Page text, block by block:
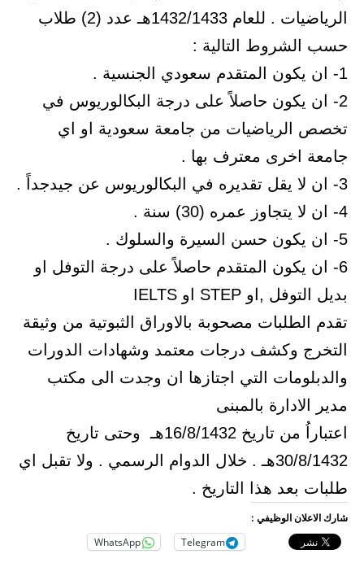
الرياضيات . للعام 1432/1433هـ عدد (2) طلاب
حسب الشروط التالية :
1- ان يكون المتقدم سعودي الجنسية .
2- ان يكون حاصلاً على درجة البكالوريوس في
تخصص الرياضيات من جامعة سعودية او اي
جامعة اخرى معترف بها .
3- ان لا يقل تقديره في البكالوريوس عن جيدجداً .
4- ان لا يتجاوز عمره (30) سنة .
5- ان يكون حسن السيرة والسلوك .
6- ان يكون المتقدم حاصلاً على درجة التوفل او
بديل التوفل ,او STEP او IELTS
تقدم الطلبات مصحوبة بالاوراق الثبوتية من وثيقة
التخرج وكشف درجات معتمد وشهادات الدورات
والدبلومات التي اجتازها ان وجدت الى مكتب
مدير الادارة بالمبنى
اعتباراُ من تاريخ 16/8/1432هـ وحتى تاريخ
30/8/1432هـ . خلال الدوام الرسمي . ولا تقبل اي
طلبات بعد هذا التاريخ .
شارك الاعلان الوظيفي :
Telegram
WhatsApp